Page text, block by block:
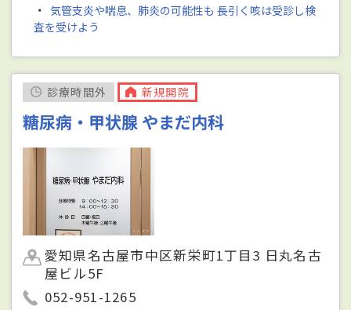
・ 気管支炎や喘息、肺炎の可能性も 長引く咳は受診し検
査を受けよう
診療時間外 新規開院
糖尿病・甲状腺 やまだ内科
愛知県名古屋市中区新栄町1丁目3 日丸名古
屋ビル5F
052-951-1265